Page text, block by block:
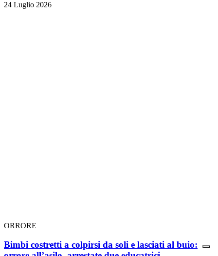
24 Luglio 2026
ORRORE
Bimbi costretti a colpirsi da soli e lasciati al buio: